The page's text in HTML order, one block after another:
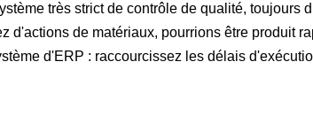
très strict de contrôle de qualité, toujours
d'actions de matériaux, pourrions être produit
d'ERP : raccourcissez les délais